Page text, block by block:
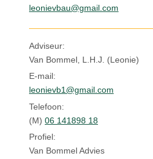
leonievbau@gmail.com
Adviseur:
Van Bommel, L.H.J. (Leonie)
E-mail:
leonievb1@gmail.com
Telefoon:
(M) 06 141898 18
Profiel:
Van Bommel Advies